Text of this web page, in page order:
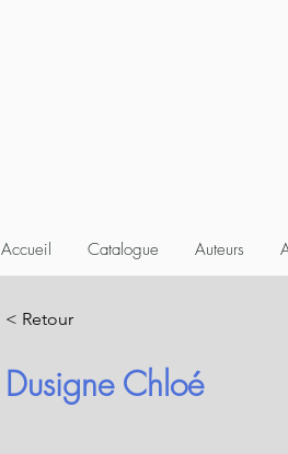
Accueil Catalogue Auteurs
< Retour
Dusigne Chloé